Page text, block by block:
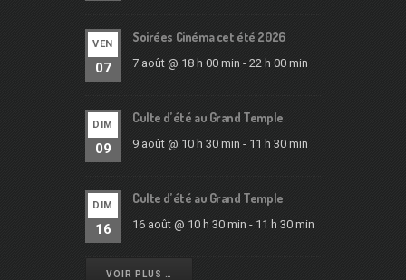
VEN
07
Soirées Cinéma cet été 2026
7 août @ 18 h 00 min - 22 h 00 min
DIM
09
Culte d’été au Grand Temple
9 août @ 10 h 30 min - 11 h 30 min
DIM
16
Culte d’été au Grand Temple
16 août @ 10 h 30 min - 11 h 30 min
VOIR PLUS …